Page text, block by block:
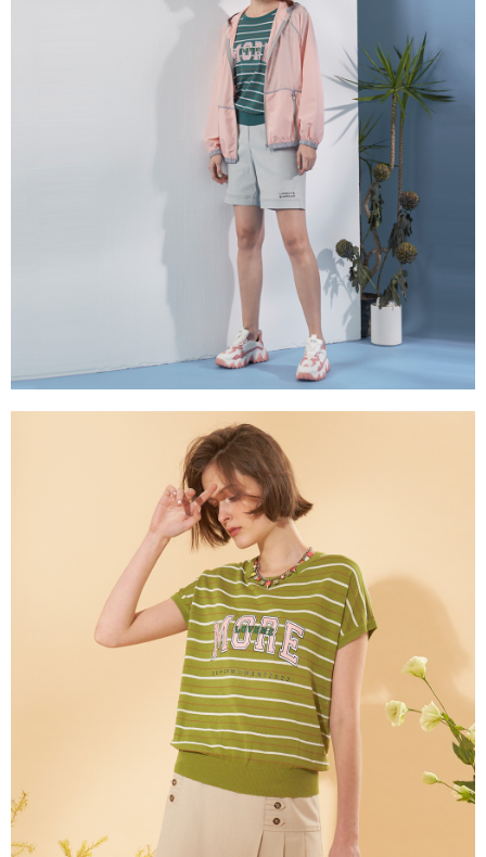
５．嚴禁一人註冊多個帳號或使用他人資訊註冊。若發現惡意使用之情形，
恩沛科技股份有限公司將有權停止該用戶之使用額度並採取法律行動。